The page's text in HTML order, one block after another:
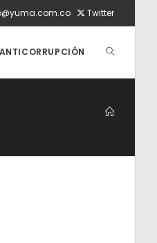
Twitter
ALTERNAR
BÚSQUEDA
DE